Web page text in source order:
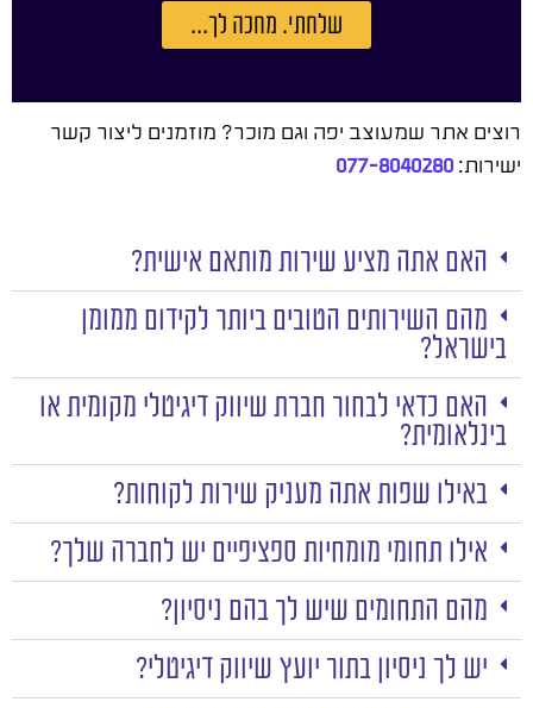
שלחתי. מחכה לך...
רוצים אתר שמעוצב יפה וגם מוכר? מוזמנים ליצור קשר
ישירות:077-8040280
האם אתה מציע שירות מותאם אישית?
מהם השירותים הטובים ביותר לקידום ממומן
בישראל?
האם כדאי לבחור חברת שיווק דיגיטלי מקומית או
בינלאומית?
באילו שפות אתה מעניק שירות לקוחות?
אילו תחומי מומחיות ספציפיים יש לחברה שלך?
מהם התחומים שיש לך בהם ניסיון?
יש לך ניסיון בתור יועץ שיווק דיגיטלי?